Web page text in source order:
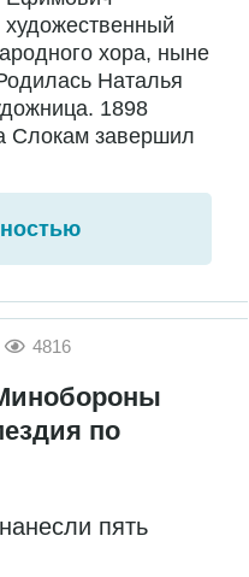
художественный
хора, ныне
Наталья
1898
Слокам завершил
4816
по
пять